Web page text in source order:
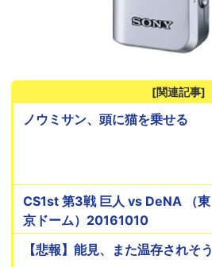
[関連記事]
ノウミサン、頭に猫を乗せる
CS1st 第3戦 巨人 vs DeNA （東
京ドーム）20161010
【悲報】能見、また温存されそう